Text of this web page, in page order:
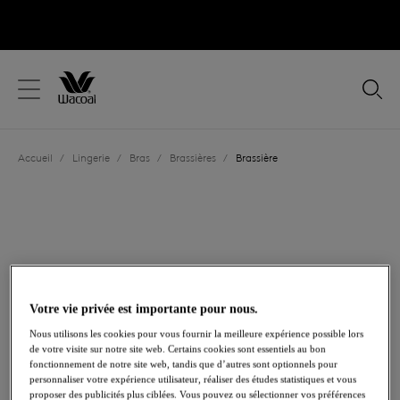
Fermer
Votre pays
Langue
Accueil / Lingerie / Bras / Brassières / Brassière
Partager
Votre vie privée est importante pour nous.
Nous utilisons les cookies pour vous fournir la meilleure expérience possible lors
de votre visite sur notre site web. Certains cookies sont essentiels au bon
fonctionnement de notre site web, tandis que d’autres sont optionnels pour
personnaliser votre expérience utilisateur, réaliser des études statistiques et vous
proposer des publicités plus ciblées. Vous pouvez ou sélectionner vos préférences